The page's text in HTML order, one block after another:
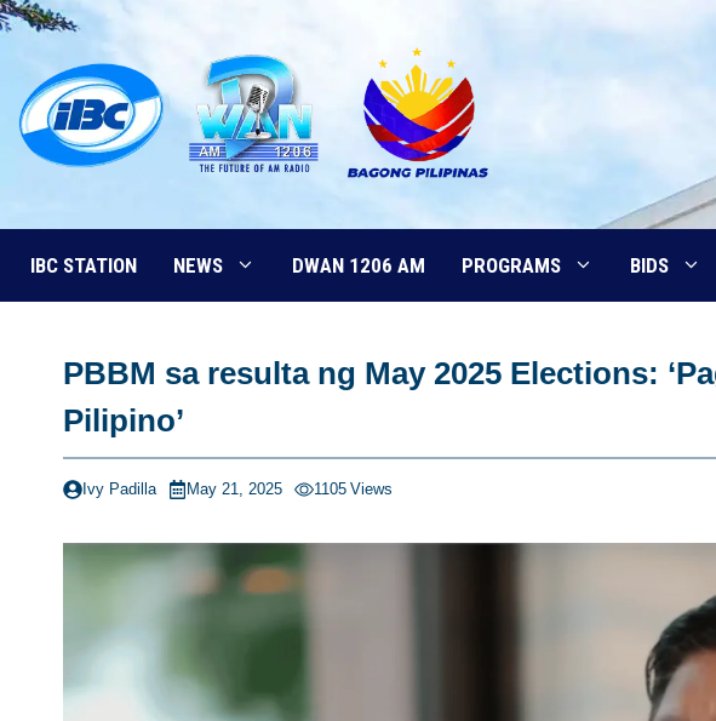
Skip
content
IBC STATION NEWS DWAN 1206 AM PROGRAMS BIDS
PBBM sa resulta ng May 2025 Elections:
Pilipino’
Ivy Padilla May 21, 2025 1105 Views